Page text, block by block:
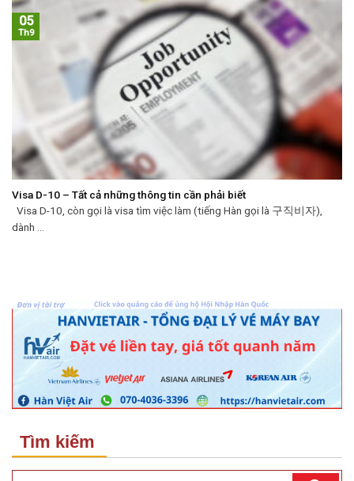
Visa D-10 – Tất cả những thông tin cần phải biết
Visa D-10, còn gọi là visa tìm việc làm (tiếng Hàn gọi là 구직비자),
dành ...
05
Th9
Tìm kiếm